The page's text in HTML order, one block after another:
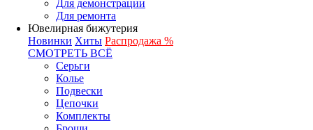
Для демонстрации
Для ремонта
Ювелирная бижутерия
Новинки Хиты Распродажа %
СМОТРЕТЬ ВСЁ
Серьги
Колье
Подвески
Цепочки
Комплекты